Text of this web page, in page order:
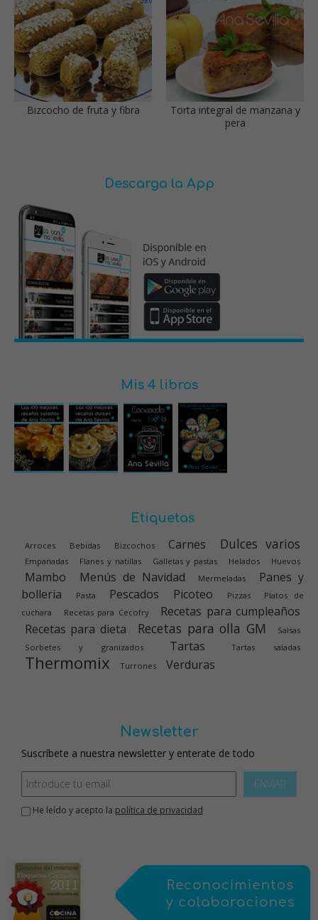
Bizcocho de fruta y fibra
Torta integral de manzana y
pera
Descarga la App
Mis 4 libros
Etiquetas
Arroces Bebidas Bizcochos Carnes Dulces varios
Empanadas Flanes y natillas Galletas y pastas Helados Huevos
Mambo Menús de Navidad Mermeladas
Panes y
bolleria
Pasta Pescados Picoteo Pizzas
Platos de
cuchara
Recetas para Cecofry
Recetas para cumpleaños
Recetas para dieta
Recetas para olla GM
Salsas
Sorbetes y granizados
Tartas Tartas saladas
Thermomix Turrones Verduras
Newsletter
Suscríbete a nuestra newsletter y enterate de todo
ENVIAR
He leído y acepto la política de privacidad